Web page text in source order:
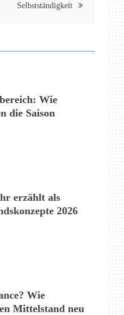
Selbstständigkeit
Wie
die Saison
erzählt als
2026
Wie
Mittelstand neu